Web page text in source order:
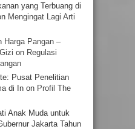
yang Terbuang di
Mengingat Lagi Arti
Harga Pangan –
on Regulasi
Pusat Penelitian
di In on Profil The
Anak Muda untuk
Jakarta Tahun